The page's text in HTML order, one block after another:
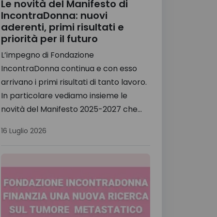
Le novità del Manifesto di
IncontraDonna: nuovi
aderenti, primi risultati e
priorità per il futuro
L’impegno di Fondazione
IncontraDonna continua e con esso
arrivano i primi risultati di tanto lavoro.
In particolare vediamo insieme le
novità del Manifesto 2025-2027 che...
16 Luglio 2026